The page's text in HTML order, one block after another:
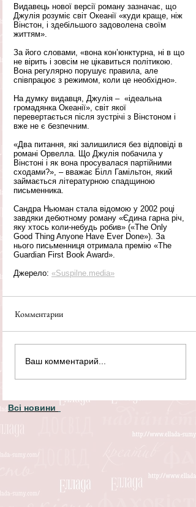
Видавець нової версії роману зазначає, що
Джулія розуміє світ Океанії «куди краще, ніж
Вінстон, і здебільшого задоволена своїм
життям».
За його словами, «вона кон’юнктурна, ні в що
не вірить і зовсім не цікавиться політикою.
Вона регулярно порушує правила, але
співпрацює з режимом, коли це необхідно».
На думку видавця, Джулія –  «ідеальна
громадянка Океанії», світ якої
перевертається після зустрічі з Вінстоном і
вже не є безпечним.
«Два питання, які залишилися без відповіді в
романі Орвелла. Що Джулія побачила у
Вінстоні і як вона просувалася партійними
сходами?», – вважає Білл Гамільтон, який
займається літературною спадщиною
письменника.
Сандра Ньюман стала відомою у 2002 році
завдяки дебютному роману «Єдина гарна річ,
яку хтось коли-небудь робив» («The Only
Good Thing Anyone Have Ever Done»). За
нього письменниця отримала премію «The
Guardian First Book Award».
Джерело: «Suspilne.media»
Комментарии
Ваш комментарий...
Всі новини